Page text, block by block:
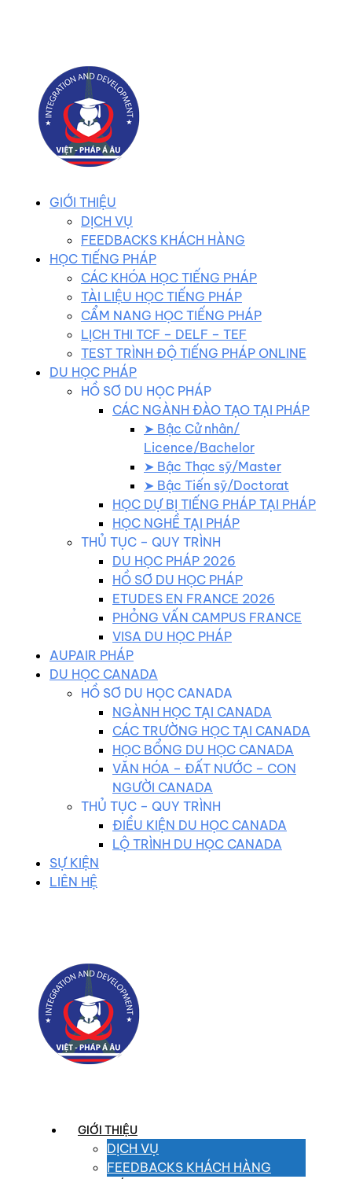
GIỚI THIỆU
DỊCH VỤ
FEEDBACKS KHÁCH HÀNG
HỌC TIẾNG PHÁP
CÁC KHÓA HỌC TIẾNG PHÁP
TÀI LIỆU HỌC TIẾNG PHÁP
CẨM NANG HỌC TIẾNG PHÁP
LỊCH THI TCF – DELF – TEF
TEST TRÌNH ĐỘ TIẾNG PHÁP ONLINE
DU HỌC PHÁP
HỒ SƠ DU HỌC PHÁP
CÁC NGÀNH ĐÀO TẠO TẠI PHÁP
➤ Bậc Cử nhân/
Licence/Bachelor
➤ Bậc Thạc sỹ/Master
➤ Bậc Tiến sỹ/Doctorat
HỌC DỰ BỊ TIẾNG PHÁP TẠI PHÁP
HỌC NGHỀ TẠI PHÁP
THỦ TỤC – QUY TRÌNH
DU HỌC PHÁP 2026
HỒ SƠ DU HỌC PHÁP
ETUDES EN FRANCE 2026
PHỎNG VẤN CAMPUS FRANCE
VISA DU HỌC PHÁP
AUPAIR PHÁP
DU HỌC CANADA
HỒ SƠ DU HỌC CANADA
NGÀNH HỌC TẠI CANADA
CÁC TRƯỜNG HỌC TẠI CANADA
HỌC BỔNG DU HỌC CANADA
VĂN HÓA – ĐẤT NƯỚC – CON
NGƯỜI CANADA
THỦ TỤC – QUY TRÌNH
ĐIỀU KIỆN DU HỌC CANADA
LỘ TRÌNH DU HỌC CANADA
SỰ KIỆN
LIÊN HỆ
GIỚI THIỆU
DỊCH VỤ
FEEDBACKS KHÁCH HÀNG